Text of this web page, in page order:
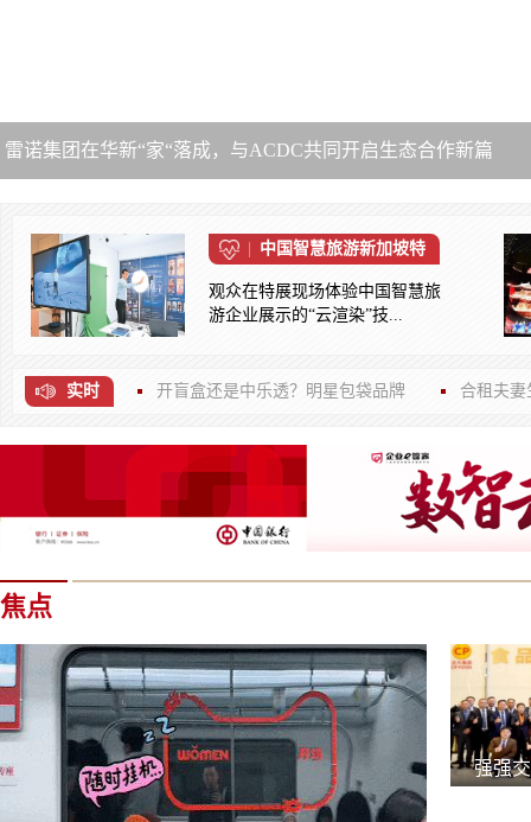
东北地区首条高速铁路安全标准示范线将正式投入运营
中国智慧旅游新加坡特
观众在特展现场体验中国智慧旅
游企业展示的“云渲染”技...
实时 开盲盒还是中乐透？明星包袋品牌 合租夫
焦点
强强